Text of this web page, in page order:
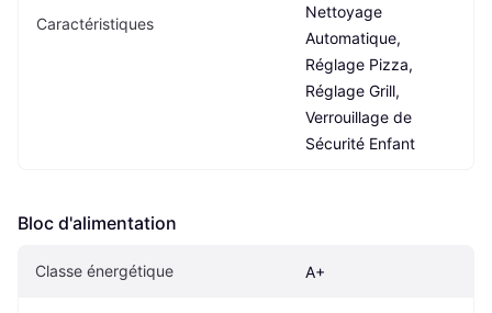
Caractéristiques
Nettoyage
Automatique,
Réglage Pizza,
Réglage Grill,
Verrouillage de
Sécurité Enfant
Bloc d'alimentation
Classe énergétique A+